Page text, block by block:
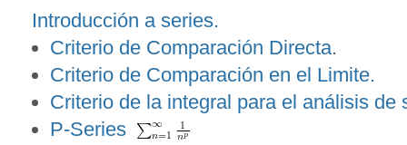
Introducción a series.
Criterio de Comparación Directa.
Criterio de Comparación en el Limite.
Criterio de la integral para el análisis de
P-Series